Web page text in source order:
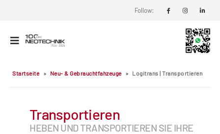
Follow:
Startseite » Neu- & Gebrauchtfahzeuge » Logitrans | Transportieren
Transportieren
HEBEN UND TRANSPORTIEREN SIE IHRE